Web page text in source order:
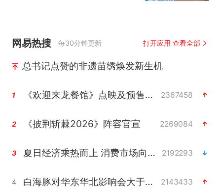
网易热搜 每30分钟更新 打开应用 查看全部
总书记点赞的非遗苗绣焕发新生机
1 《欢迎来龙餐馆》点映及预售总票房破亿 2367458
2 《披荆斩棘2026》阵容官宣 2269084
3 夏日经济乘热而上 消费市场向新而行 2192293
4 白海豚对华东华北影响会大于巴威 2143433